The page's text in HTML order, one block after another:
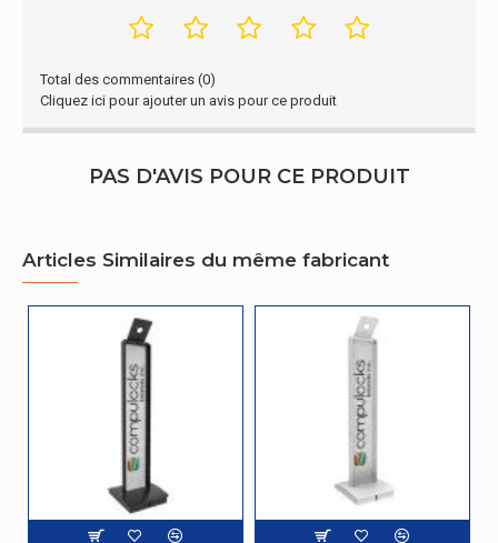
Total des commentaires (0)
Cliquez ici pour ajouter un avis pour ce produit
PAS D'AVIS POUR CE PRODUIT
Articles Similaires du même fabricant